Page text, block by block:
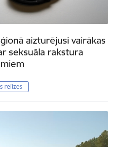
aizturējusi vairākas
seksuāla rakstura
relīzes